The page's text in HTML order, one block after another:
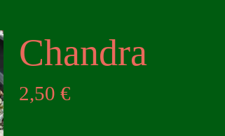
Chandra
2,50€